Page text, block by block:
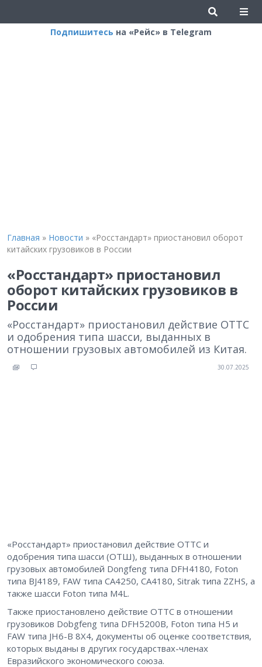
Подпишитесь на «Рейс» в Telegram
Главная » Новости » «Росстандарт» приостановил оборот
китайских грузовиков в России
«Росстандарт» приостановил
оборот китайских грузовиков в
России
«Росстандарт» приостановил действие ОТТС
и одобрения типа шасси, выданных в
отношении грузовых автомобилей из Китая.
30.07.2025
«Росстандарт» приостановил действие ОТТС и
одобрения типа шасси (ОТШ), выданных в отношении
грузовых автомобилей Dongfeng типа DFH4180, Foton
типа BJ4189, FAW типа CA4250, CA4180, Sitrak типа ZZHS, а
также шасси Foton типа M4L.
Также приостановлено действие ОТТС в отношении
грузовиков Dobgfeng типа DFH5200B, Foton типа H5 и
FAW типа JH6-B 8X4, документы об оценке соответствия,
которых выданы в других государствах-членах
Евразийского экономического союза.